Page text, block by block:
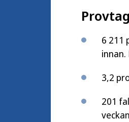
6 211
3,2
201